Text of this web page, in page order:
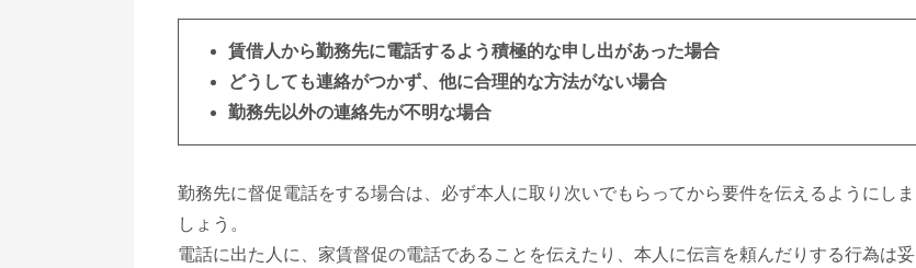
賃借人から勤務先に電話するよう積極的な申し出があった場合
どうしても連絡がつかず、他に合理的な方法がない場合
勤務先以外の連絡先が不明な場合
勤務先に督促電話をする場合は、必ず本人に取り次いでもらってから要件を伝えるようにしま
しょう。
電話に出た人に、家賃督促の電話であることを伝えたり、本人に伝言を頼んだりする行為は妥